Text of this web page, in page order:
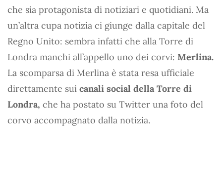
che sia protagonista di notiziari e quotidiani. Ma
un’altra cupa notizia ci giunge dalla capitale del
Regno Unito: sembra infatti che alla Torre di
Londra manchi all’appello uno dei corvi: Merlina.
La scomparsa di Merlina è stata resa ufficiale
direttamente sui canali social della Torre di
Londra, che ha postato su Twitter una foto del
corvo accompagnato dalla notizia.